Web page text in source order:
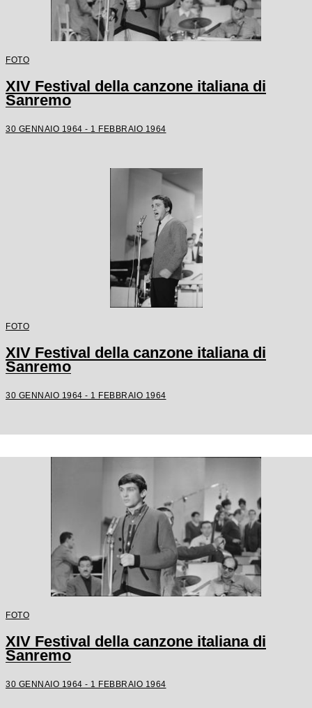
FOTO
XIV Festival della canzone italiana di
Sanremo
30 GENNAIO 1964 - 1 FEBBRAIO 1964
FOTO
XIV Festival della canzone italiana di
Sanremo
30 GENNAIO 1964 - 1 FEBBRAIO 1964
FOTO
XIV Festival della canzone italiana di
Sanremo
30 GENNAIO 1964 - 1 FEBBRAIO 1964